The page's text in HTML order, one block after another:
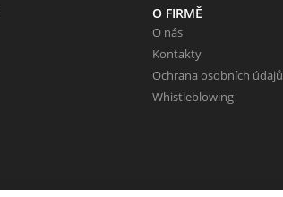
O FIRMĚ
O nás
Kontakty
Ochrana osobních údajů
Whistleblowing